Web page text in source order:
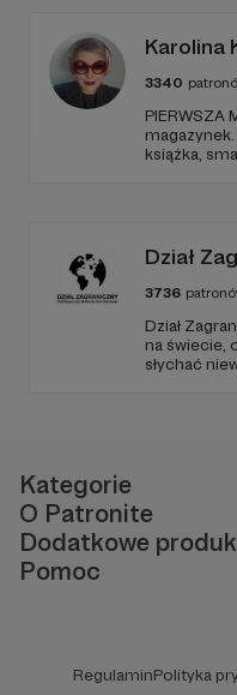
Karolina
3340
PIERWSZA
książka,
Dział
3736
Dział
na świecie,
słychać
Kategorie
O Patronite
Dodatkowe
Pomoc
RegulaminPolityka